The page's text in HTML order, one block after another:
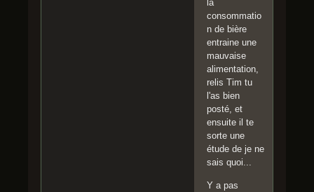
la
consommatio
n de bière
entraine une
mauvaise
alimentation,
relis Tim tu
l'as bien
posté, et
ensuite il te
sorte une
étude de je ne
sais quoi...
Y a pas